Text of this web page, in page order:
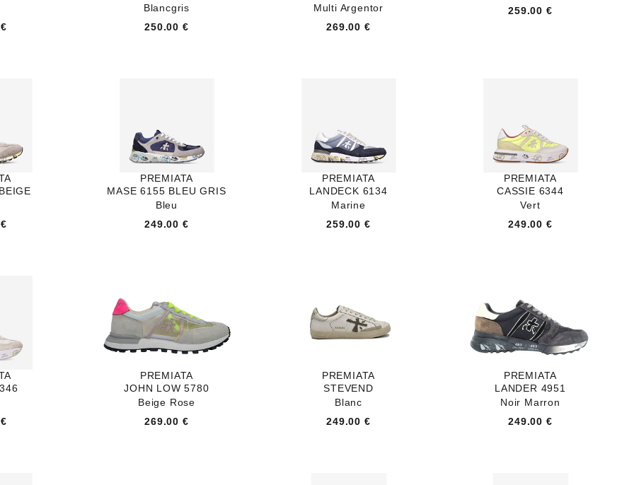
Blancgris
250.00 €
Multi Argentor
269.00 €
259.00 €
PREMIATA
MASE 6155 BLEU GRIS
Bleu
249.00 €
PREMIATA
LANDECK 6134
Marine
259.00 €
PREMIATA
CASSIE 6344
Vert
249.00 €
PREMIATA
JOHN LOW 5780
Beige Rose
269.00 €
PREMIATA
STEVEND
Blanc
249.00 €
PREMIATA
LANDER 4951
Noir Marron
249.00 €